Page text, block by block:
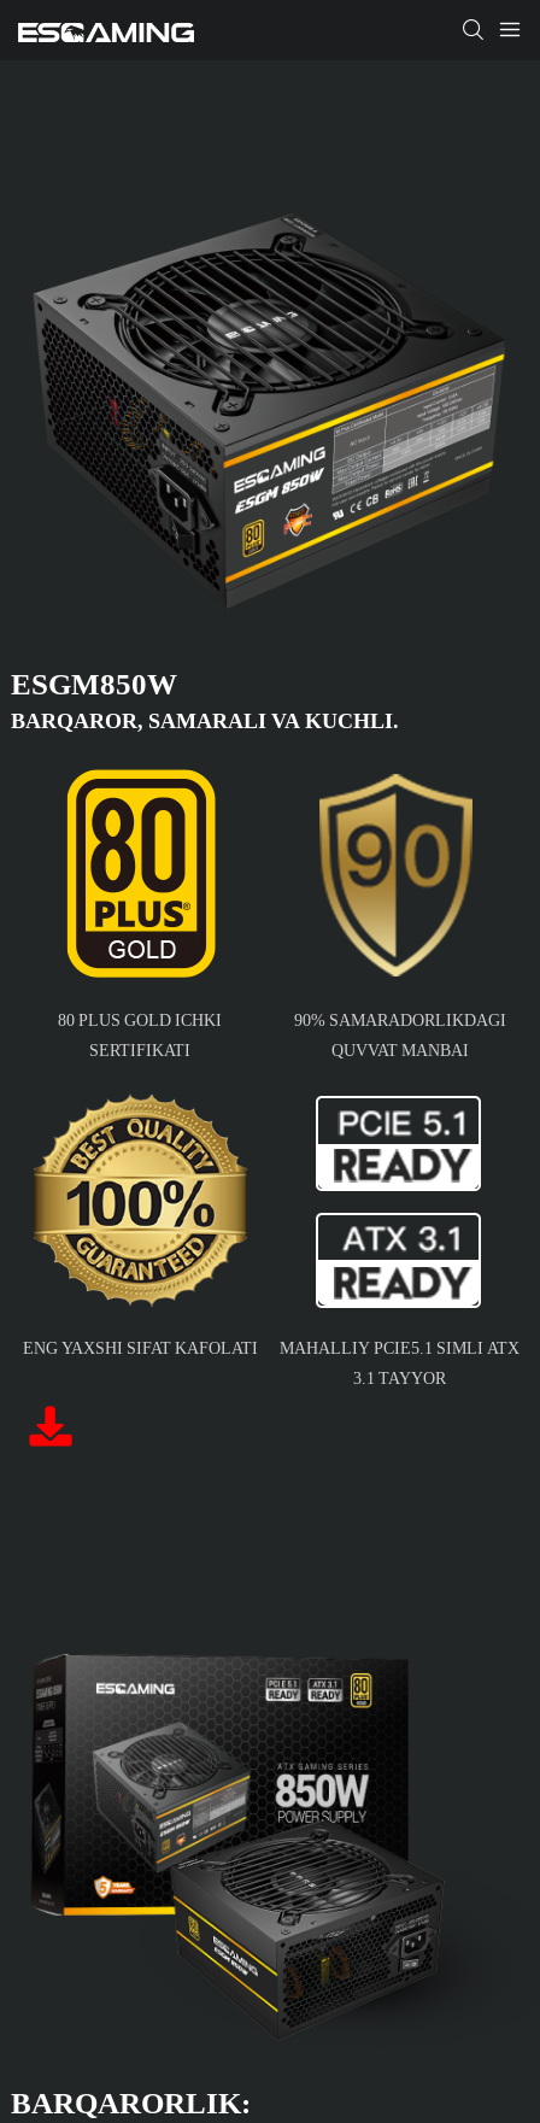
ESGM850W
BARQAROR, SAMARALI VA KUCHLI.
80 PLUS GOLD ICHKI
SERTIFIKATI
90% SAMARADORLIKDAGI
QUVVAT MANBAI
ENG YAXSHI SIFAT KAFOLATI
MAHALLIY PCIE5.1 SIMLI ATX
3.1 TAYYOR
BARQARORLIK: